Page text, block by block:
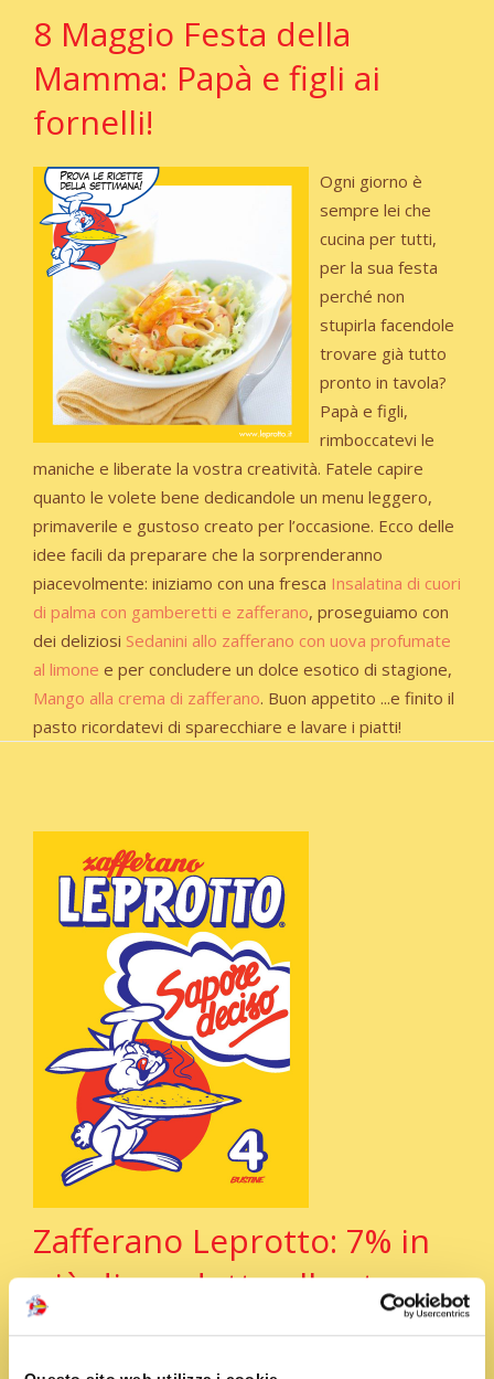
8 Maggio Festa della
Mamma: Papà e figli ai
fornelli!
Ogni giorno è
sempre lei che
cucina per tutti,
per la sua festa
perché non
stupirla facendole
trovare già tutto
pronto in tavola?
Papà e figli,
rimboccatevi le
maniche e liberate la vostra creatività. Fatele capire
quanto le volete bene dedicandole un menu leggero,
primaverile e gustoso creato per l’occasione. Ecco delle
idee facili da preparare che la sorprenderanno
piacevolmente: iniziamo con una fresca Insalatina di cuori
di palma con gamberetti e zafferano, proseguiamo con
dei deliziosi Sedanini allo zafferano con uova profumate
al limone e per concludere un dolce esotico di stagione,
Mango alla crema di zafferano. Buon appetito ...e finito il
pasto ricordatevi di sparecchiare e lavare i piatti!
Zafferano Leprotto: 7% in
più di prodotto allo stesso
prezzo consigliato!